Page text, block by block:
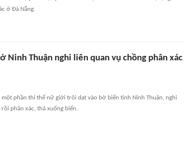
ở Đà Nẵng.
Ninh Thuận nghi liên quan vụ chồng phân xác
phần thi thể nữ giới trôi dạt vào bờ biển tỉnh Ninh Thuận, nghi
phân xác, thả xuống biển.